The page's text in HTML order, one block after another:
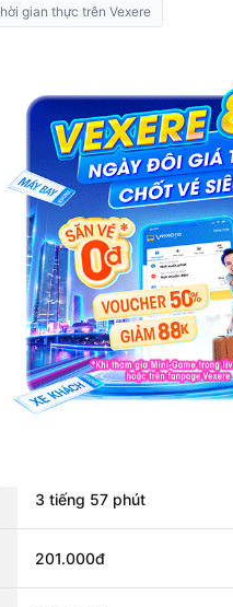
gian thực trên Vexere
Mã tàu Giá
-
Xem giờ tàu cho những
Thiết mất bao
trung bình. Mác tàu SE (Thống
và lịch chạy vé tàu hỏa các
3 tiếng 57 phút
201.000đ